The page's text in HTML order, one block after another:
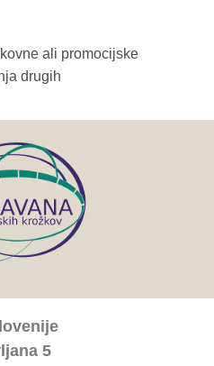
ali promocijske
drugih
5